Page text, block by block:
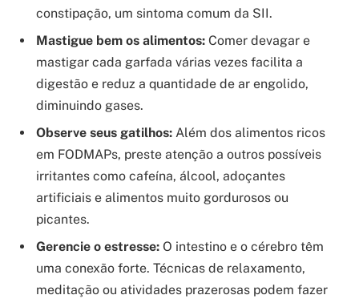
constipação, um sintoma comum da SII.
Mastigue bem os alimentos: Comer devagar e
mastigar cada garfada várias vezes facilita a
digestão e reduz a quantidade de ar engolido,
diminuindo gases.
Observe seus gatilhos: Além dos alimentos ricos
em FODMAPs, preste atenção a outros possíveis
irritantes como cafeína, álcool, adoçantes
artificiais e alimentos muito gordurosos ou
picantes.
Gerencie o estresse: O intestino e o cérebro têm
uma conexão forte. Técnicas de relaxamento,
meditação ou atividades prazerosas podem fazer